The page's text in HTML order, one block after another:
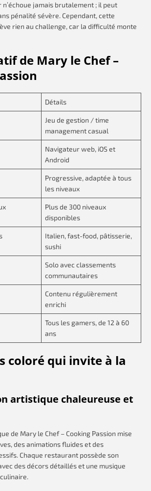
n’échoue jamais brutalement ; il peut
pénalité sévère. Cependant, cette
rien au challenge, car la difficulté monte
de Mary le Chef –
Détails
Jeu de gestion / time
management casual
Navigateur web, iOS et
Android
Progressive, adaptée à tous
les niveaux
Plus de 300 niveaux
disponibles
Italien, fast-food, pâtisserie,
sushi
Solo avec classements
communautaires
Contenu régulièrement
enrichi
Tous les gamers, de 12 à 60
ans
coloré qui invite à la
artistique chaleureuse et
de Mary le Chef – Cooking Passion mise
des animations fluides et des
Chaque restaurant possède son
des décors détaillés et une musique